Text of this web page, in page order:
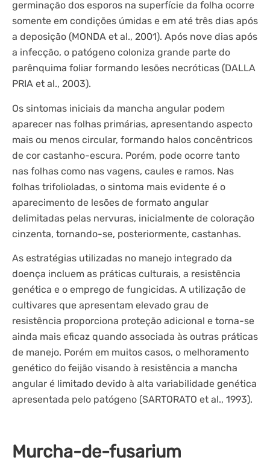
germinação dos esporos na superfície da folha ocorre
somente em condições úmidas e em até três dias após
a deposição (MONDA et al., 2001). Após nove dias após
a infecção, o patógeno coloniza grande parte do
parênquima foliar formando lesões necróticas (DALLA
PRIA et al., 2003).
Os sintomas iniciais da mancha angular podem
aparecer nas folhas primárias, apresentando aspecto
mais ou menos circular, formando halos concêntricos
de cor castanho-escura. Porém, pode ocorre tanto
nas folhas como nas vagens, caules e ramos. Nas
folhas trifolioladas, o sintoma mais evidente é o
aparecimento de lesões de formato angular
delimitadas pelas nervuras, inicialmente de coloração
cinzenta, tornando-se, posteriormente, castanhas.
As estratégias utilizadas no manejo integrado da
doença incluem as práticas culturais, a resistência
genética e o emprego de fungicidas. A utilização de
cultivares que apresentam elevado grau de
resistência proporciona proteção adicional e torna-se
ainda mais eficaz quando associada às outras práticas
de manejo. Porém em muitos casos, o melhoramento
genético do feijão visando à resistência a mancha
angular é limitado devido à alta variabilidade genética
apresentada pelo patógeno (SARTORATO et al., 1993).
Murcha-de-fusarium